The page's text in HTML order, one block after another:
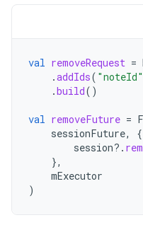
val removeRequest =
.addIds( "noteId"
.build()
val removeFuture =
sessionFuture, {
session?.
},
mExecutor
)